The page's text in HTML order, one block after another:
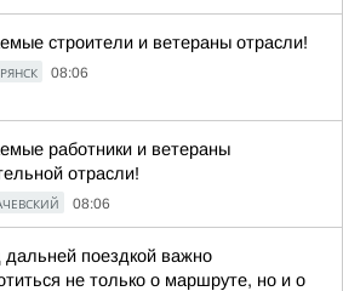
строители и ветераны отрасли!
08:06
работники и ветераны
отрасли!
08:06
дальней поездкой важно
не только о маршруте, но и о